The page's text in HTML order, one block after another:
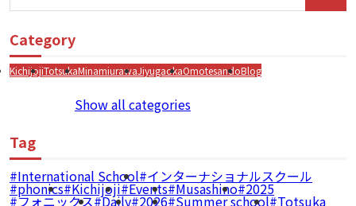
Category
KichijojiTotsukaMinamiurawaJiyugaokaOmotesandoBlog
Show all categories
Tag
International School インターナショナルスクール
phonics Kichijoji Events Musashino 2025
フォニックス Daily 2026 Summer school Totsuka